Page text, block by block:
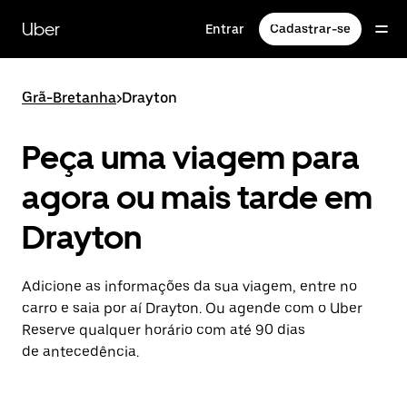
para
conteúdo
Uber Entrar Cadastrar-se
Grã-Bretanha>Drayton
Peça uma viagem para
agora ou mais tarde em
Drayton
Adicione as informações da sua viagem, entre no
carro e saia por aí Drayton. Ou agende com o Uber
Reserve qualquer horário com até 90 dias
de antecedência.